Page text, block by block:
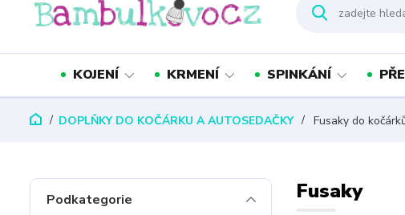
KOJENÍ KRMENÍ SPINKÁNÍ
DOPLŇKY DO KOČÁRKU A AUTOSEDAČKY Fusaky do
Fusaky
Podkategorie